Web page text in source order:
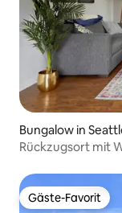
Bungalow in
Rückzugsort mit
Gäste-Favorit
Gäste-Favorit